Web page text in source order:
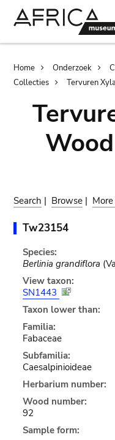
Home Onderzoek
Collecties
Tervuren
Search | Browse |
Tw23154
Species:
Berlinia grandiflora
View taxon:
SN1443
Taxon lower than:
Familia:
Fabaceae
Subfamilia:
Caesalpinioideae
Herbarium number:
Wood number:
92
Sample form: